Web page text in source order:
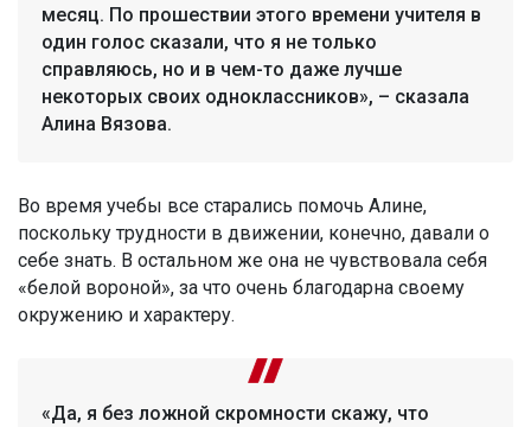
месяц. По прошествии этого времени учителя в
один голос сказали, что я не только
справляюсь, но и в чем-то даже лучше
некоторых своих одноклассников», – сказала
Алина Вязова.
Во время учебы все старались помочь Алине,
поскольку трудности в движении, конечно, давали о
себе знать. В остальном же она не чувствовала себя
«белой вороной», за что очень благодарна своему
окружению и характеру.
«Да, я без ложной скромности скажу, что